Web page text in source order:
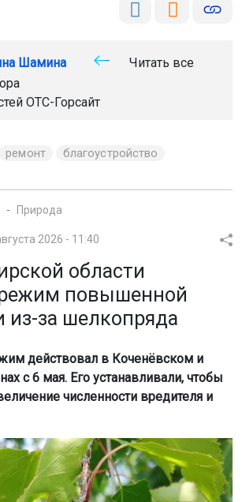
Шамина
Читать все
ОТС-Горсайт
ремонт
благоустройство
Природа
2026 - 11:40
области
повышенной
из-за шелкопряда
действовал в Коченёвском и
с 6 мая. Его устанавливали, чтобы
численности вредителя и